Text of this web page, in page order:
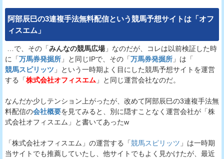
阿部辰巳の3連複手法無料配信という競馬予想サイト は「オフ
ィスエム」
…で、その「みんなの競馬広場」なのだが、コレは以前検証した時
に「万馬券発掘所 」と同じIPで、その「万馬券発掘所 」は「
競馬スピリッツ 」という一時期よく目にした競馬予想サイトを運営
する「株式会社オフィスエム 」と同じ運営会社なのだ。
なんだか少しテンション上がったが、改めて阿部辰巳の3連複手法無
料配信の会社概要を見てみると、別に隠すことなく運営会社が「株
式会社オフィスエム」と書いてあったw
「株式会社オフィスエム」の運営する「競馬スピリッツ 」は一時期
当サイトでも推薦していたし、他サイトでもよく見かけたが、最近